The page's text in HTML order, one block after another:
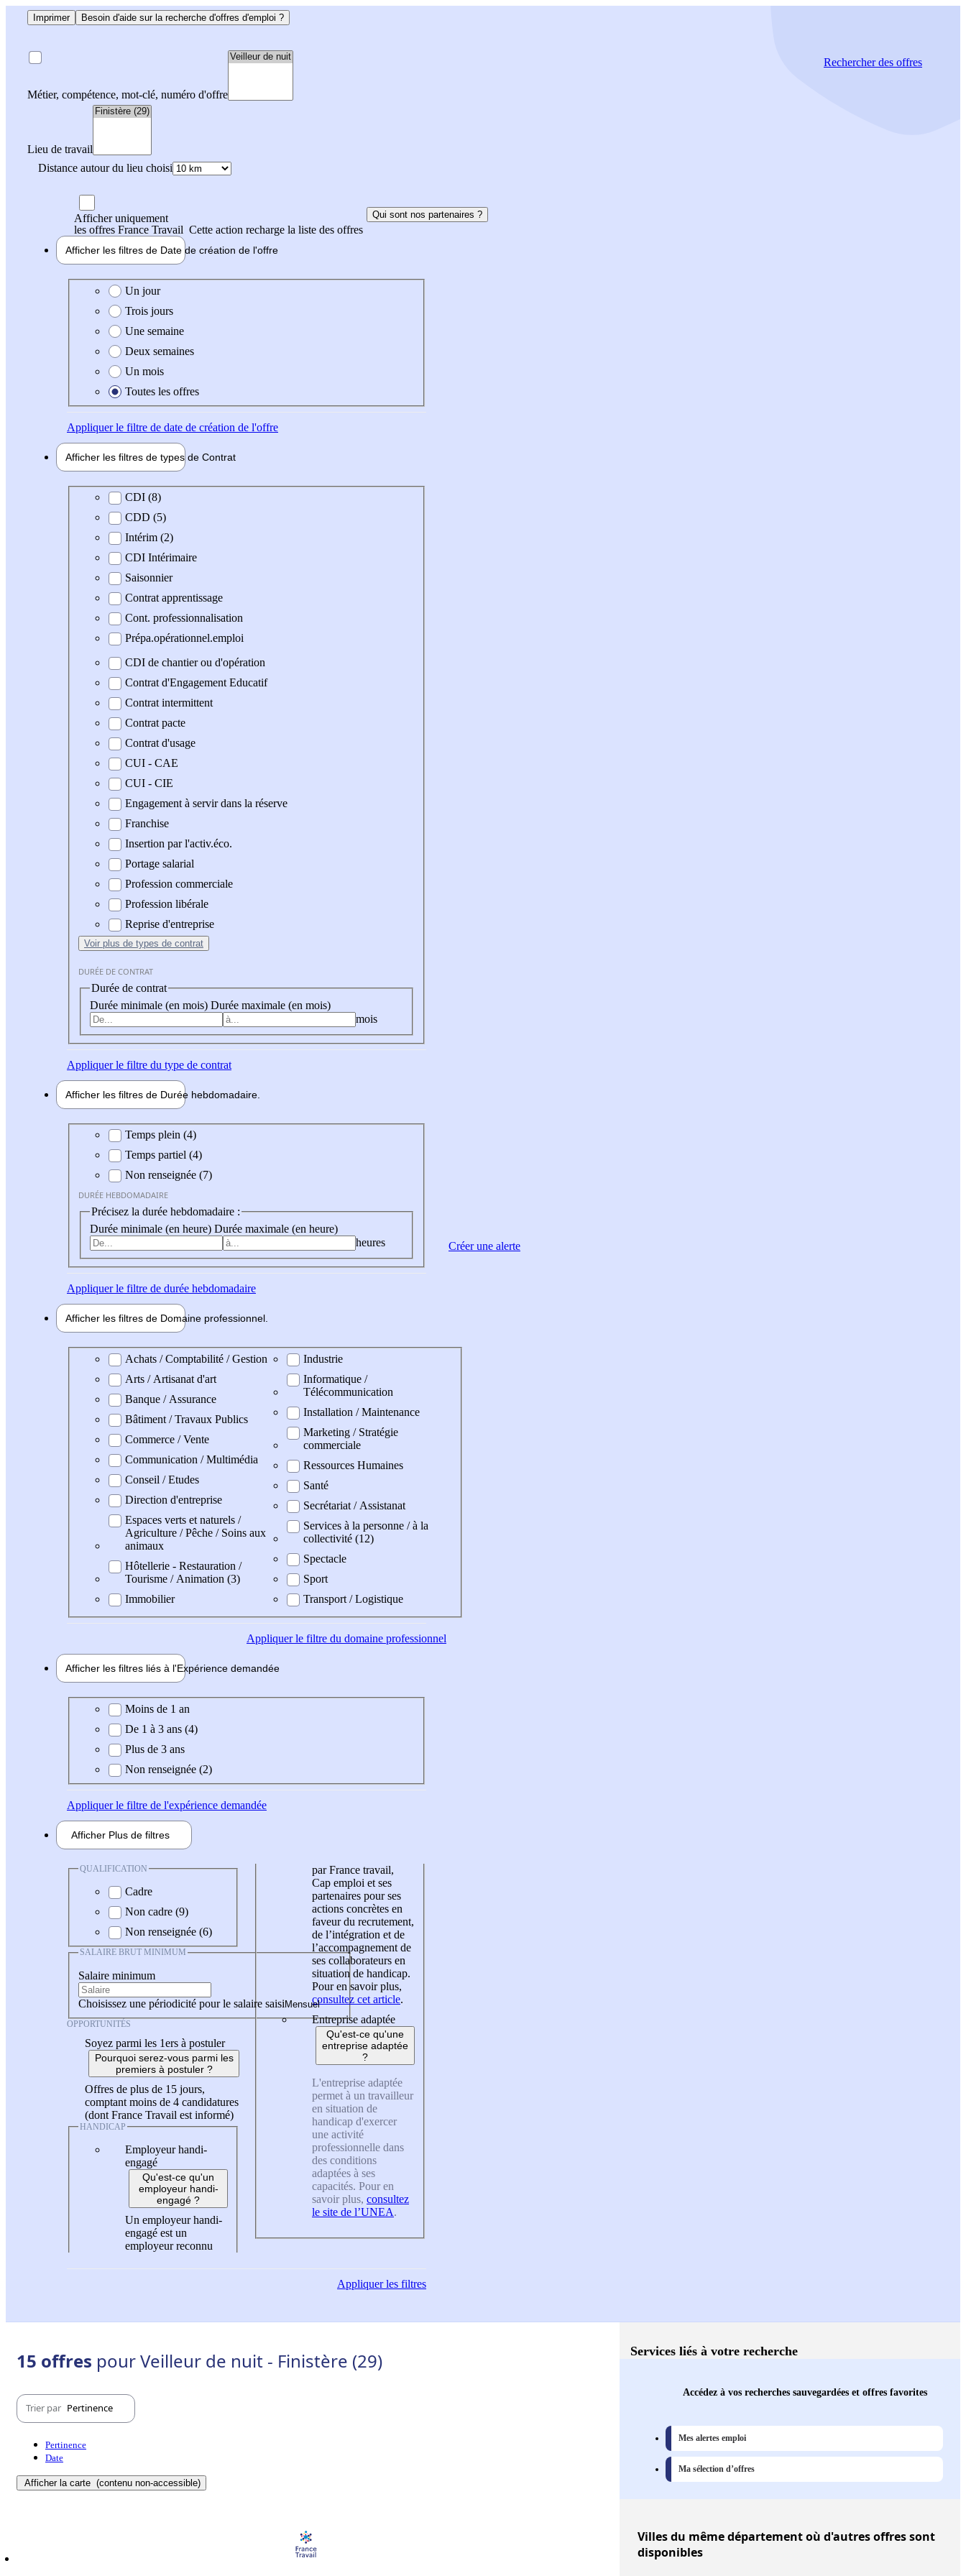
Imprimer Besoin d'aide sur la recherche d'offres d'emploi ?
Métier, compétence, mot-clé, numéro d'offre
Lieu de travail
Distance autour du lieu choisi
Rechercherdes offres
Afficher uniquement
les offres France Travail Cette action recharge la liste des offres
Qui sont nos partenaires ?
Afficher les filtres de Date de création de l'offre
Date de création de l'offre
Un jour
Trois jours
Une semaine
Deux semaines
Un mois
Toutes les offres
Appliquerle filtre de date de création de l'offre
Afficher les filtres de types de Contrat
Type de contrat
CDI (8)
CDD (5)
Intérim (2)
CDI Intérimaire
Saisonnier
Contrat apprentissage
Cont. professionnalisation
Prépa.opérationnel.emploi
CDI de chantier ou d'opération
Contrat d'Engagement Educatif
Contrat intermittent
Contrat pacte
Contrat d'usage
CUI - CAE
CUI - CIE
Engagement à servir dans la réserve
Franchise
Insertion par l'activ.éco.
Portage salarial
Profession commerciale
Profession libérale
Reprise d'entreprise
Voir plus de types de contrat
DURÉE DE CONTRAT
Durée de contrat
Durée minimale (en mois) Durée maximale (en mois)
mois
Appliquerle filtre du type de contrat
Afficher les filtres de Durée hebdomadaire
Durée hebdomadaire
Temps plein (4)
Temps partiel (4)
Non renseignée (7)
DURÉE HEBDOMADAIRE
Précisez la durée hebdomadaire :
Durée minimale (en heure) Durée maximale (en heure)
heures
Appliquerle filtre de durée hebdomadaire
Afficher les filtres de Domaine professionnel
Domaine professionel
Achats / Comptabilité / Gestion
Arts / Artisanat d'art
Banque / Assurance
Bâtiment / Travaux Publics
Commerce / Vente
Communication / Multimédia
Conseil / Etudes
Direction d'entreprise
Espaces verts et naturels /
Agriculture / Pêche / Soins aux
animaux
Hôtellerie - Restauration /
Tourisme / Animation (3)
Immobilier
Industrie
Informatique /
Télécommunication
Installation / Maintenance
Marketing / Stratégie
commerciale
Ressources Humaines
Santé
Secrétariat / Assistanat
Services à la personne / à la
collectivité (12)
Spectacle
Sport
Transport / Logistique
Appliquerle filtre du domaine professionnel
Afficher les filtres liés à l'Expérience demandée
Expérience demandée
Moins de 1 an
De 1 à 3 ans (4)
Plus de 3 ans
Non renseignée (2)
Appliquerle filtre de l'expérience demandée
Afficher Plus de filtres
QUALIFICATION
Cadre
Non cadre (9)
Non renseignée (6)
SALAIRE BRUT MINIMUM
Salaire minimum
Choisissez une périodicité pour le salaire saisi
OPPORTUNITÉS
Soyez parmi les 1ers à postuler
Pourquoi serez-vous parmi les
premiers à postuler ?
Offres de plus de 15 jours,
comptant moins de 4 candidatures
(dont France Travail est informé)
HANDICAP
Employeur handi-
engagé
Qu'est-ce qu'un
employeur handi-
engagé ?
Un employeur handi-
engagé est un
employeur reconnu
par France travail,
Cap emploi et ses
partenaires pour ses
actions concrètes en
faveur du recrutement,
de l’intégration et de
l’accompagnement de
ses collaborateurs en
situation de handicap.
Pour en savoir plus,
consultez cet article.
Entreprise adaptée
Qu'est-ce qu'une
entreprise adaptée
?
L'entreprise adaptée
permet à un travailleur
en situation de
handicap d'exercer
une activité
professionnelle dans
des conditions
adaptées à ses
capacités. Pour en
savoir plus, consultez
le site de l’UNEA.
Appliquerles filtres
Créer une alerte
15 offres pour Veilleur de nuit - Finistère (29)
Trier par Pertinence
Pertinence
Date
Afficher la carte (contenu non-accessible)
Services liés à votre recherche
Accédez à vos recherches sauvegardées et offres favorites
Mes alertes emploi
Ma sélection d’offres
Villesdu même département où d'autres offres sont
disponibles